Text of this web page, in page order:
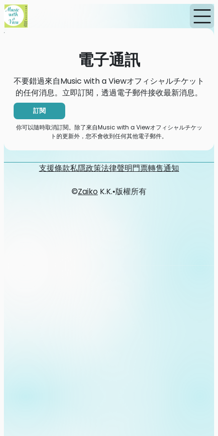
首頁
電子通訊
不要錯過來自Music with a Viewオフィシャルチケット
的任何消息。立即訂閱，透過電子郵件接收最新消息。
訂閱
你可以隨時取消訂閱。除了來自Music with a Viewオフィシャルチケッ
ト的更新外，您不會收到任何其他電子郵件。
支援條款私隱政策法律聲明門票轉售通知
©Zaiko K.K.•版權所有